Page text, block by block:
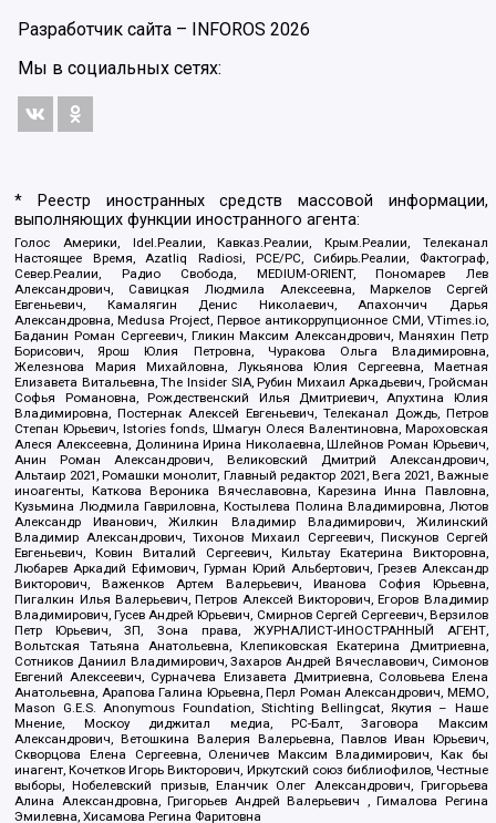
Разработчик сайта – INFOROS 2026
Мы в социальных сетях:
* Реестр иностранных средств массовой информации,
выполняющих функции иностранного агента:
Голос Америки, Idel.Реалии, Кавказ.Реалии, Крым.Реалии, Телеканал
Настоящее Время, Azatliq Radiosi, PCE/PC, Сибирь.Реалии, Фактограф,
Север.Реалии, Радио Свобода, MEDIUM-ORIENT, Пономарев Лев
Александрович, Савицкая Людмила Алексеевна, Маркелов Сергей
Евгеньевич, Камалягин Денис Николаевич, Апахончич Дарья
Александровна, Medusa Project, Первое антикоррупционное СМИ, VTimes.io,
Баданин Роман Сергеевич, Гликин Максим Александрович, Маняхин Петр
Борисович, Ярош Юлия Петровна, Чуракова Ольга Владимировна,
Железнова Мария Михайловна, Лукьянова Юлия Сергеевна, Маетная
Елизавета Витальевна, The Insider SIA, Рубин Михаил Аркадьевич, Гройсман
Софья Романовна, Рождественский Илья Дмитриевич, Апухтина Юлия
Владимировна, Постернак Алексей Евгеньевич, Телеканал Дождь, Петров
Степан Юрьевич, Istories fonds, Шмагун Олеся Валентиновна, Мароховская
Алеся Алексеевна, Долинина Ирина Николаевна, Шлейнов Роман Юрьевич,
Анин Роман Александрович, Великовский Дмитрий Александрович,
Альтаир 2021, Ромашки монолит, Главный редактор 2021, Вега 2021, Важные
иноагенты, Каткова Вероника Вячеславовна, Карезина Инна Павловна,
Кузьмина Людмила Гавриловна, Костылева Полина Владимировна, Лютов
Александр Иванович, Жилкин Владимир Владимирович, Жилинский
Владимир Александрович, Тихонов Михаил Сергеевич, Пискунов Сергей
Евгеньевич, Ковин Виталий Сергеевич, Кильтау Екатерина Викторовна,
Любарев Аркадий Ефимович, Гурман Юрий Альбертович, Грезев Александр
Викторович, Важенков Артем Валерьевич, Иванова София Юрьевна,
Пигалкин Илья Валерьевич, Петров Алексей Викторович, Егоров Владимир
Владимирович, Гусев Андрей Юрьевич, Смирнов Сергей Сергеевич, Верзилов
Петр Юрьевич, ЗП, Зона права, ЖУРНАЛИСТ-ИНОСТРАННЫЙ АГЕНТ,
Вольтская Татьяна Анатольевна, Клепиковская Екатерина Дмитриевна,
Сотников Даниил Владимирович, Захаров Андрей Вячеславович, Симонов
Евгений Алексеевич, Сурначева Елизавета Дмитриевна, Соловьева Елена
Анатольевна, Арапова Галина Юрьевна, Перл Роман Александрович, МЕМО,
Mason G.E.S. Anonymous Foundation, Stichting Bellingcat, Якутия – Наше
Мнение, Москоу диджитал медиа, РС-Балт, Заговора Максим
Александрович, Ветошкина Валерия Валерьевна, Павлов Иван Юрьевич,
Скворцова Елена Сергеевна, Оленичев Максим Владимирович, Как бы
инагент, Кочетков Игорь Викторович, Иркутский союз библиофилов, Честные
выборы, Нобелевский призыв, Еланчик Олег Александрович, Григорьева
Алина Александровна, Григорьев Андрей Валерьевич , Гималова Регина
Эмилевна, Хисамова Регина Фаритовна